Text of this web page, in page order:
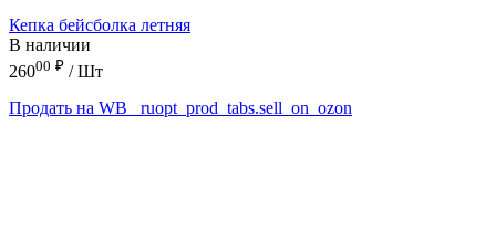
Кепка бейсболка летняя
В наличии
26000 ₽ / Шт
Продать на WB
_ruopt_prod_tabs.sell_on_ozon